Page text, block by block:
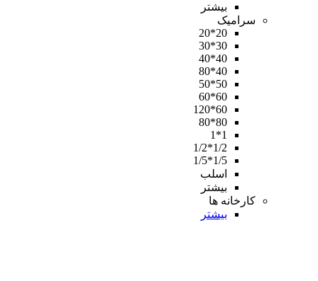
بیشتر
سرامیک
20*20
30*30
40*40
40*80
50*50
60*60
60*120
80*80
1*1
1/2*1/2
1/5*1/5
اسلب
بیشتر
کارخانه ها
بیشتر